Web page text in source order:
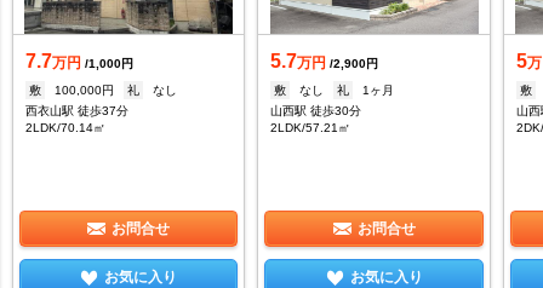
7.7万円 /1,000円
敷
100,000円 礼
なし
西衣山駅 徒歩37分
2LDK/70.14㎡
お問合せ
お気に入り
5.7万円 /2,900円
敷
なし 礼
1ヶ月
山西駅 徒歩30分
2LDK/57.21㎡
お問合せ
お気に入り
5
敷
山